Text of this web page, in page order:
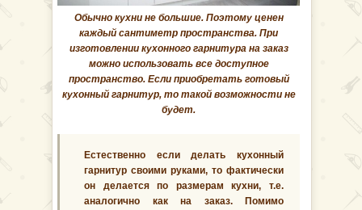
Обычно кухни не большие. Поэтому ценен
каждый сантиметр пространства. При
изготовлении кухонного гарнитура на заказ
можно использовать все доступное
пространство. Если приобретать готовый
кухонный гарнитур, то такой возможности не
будет.
Естественно если делать кухонный
гарнитур своими руками, то фактически
он делается по размерам кухни, т.е.
аналогично как на заказ. Помимо